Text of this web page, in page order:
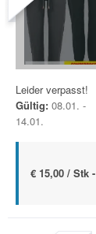
Leider verpasst!
Gültig: 08.01. -
14.01.
€ 15,00 / Stk -